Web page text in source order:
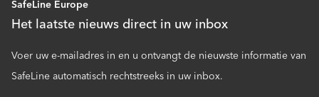
SafeLine Europe
Het laatste nieuws direct in uw inbox
Voer uw e-mailadres in en u ontvangt de nieuwste informatie van
SafeLine automatisch rechtstreeks in uw inbox.